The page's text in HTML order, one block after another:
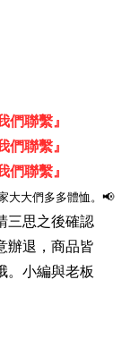
聯繫』
聯繫』
聯繫』
大大們多多體恤。📢
三思之後確認
辦退，商品皆
。小編與老板